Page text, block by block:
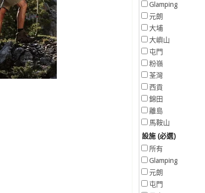
Glamping
元朗
大埔
大嶼山
屯門
粉嶺
荃灣
西貢
錦田
離島
馬鞍山
設施 (必選)
所有
Glamping
元朗
屯門